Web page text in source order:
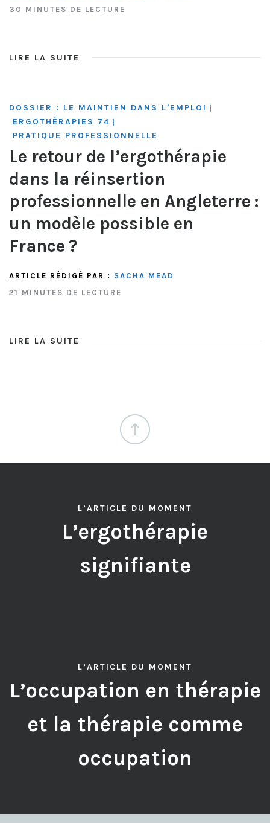
30 MINUTES DE LECTURE
LIRE LA SUITE
DOSSIER : LE MAINTIEN DANS L'EMPLOI |
ERGOTHÉRAPIES 74 |
PRATIQUE PROFESSIONNELLE
Le retour de l’ergothérapie
dans la réinsertion
professionnelle en Angleterre :
un modèle possible en
France ?
ARTICLE RÉDIGÉ PAR : SACHA MEAD
21 MINUTES DE LECTURE
LIRE LA SUITE
L’ARTICLE DU MOMENT
L’ergothérapie
signifiante
L’ARTICLE DU MOMENT
L’occupation en thérapie
et la thérapie comme
occupation